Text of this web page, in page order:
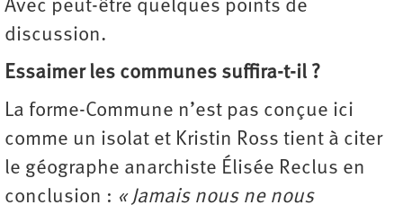
Avec peut-être quelques points de
discussion.
Essaimer les communes suffira-t-il ?
La forme-Commune n’est pas conçue ici
comme un isolat et Kristin Ross tient à citer
le géographe anarchiste Élisée Reclus en
conclusion : « Jamais nous ne nous